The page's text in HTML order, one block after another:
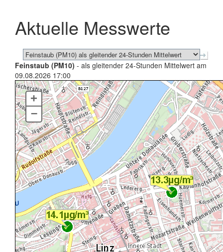
schließen
Aktuelle Messwerte
Feinstaub (PM10) - als gleitender 24-Stunden Mittelwert am
09.08.2026 17:00
+
–